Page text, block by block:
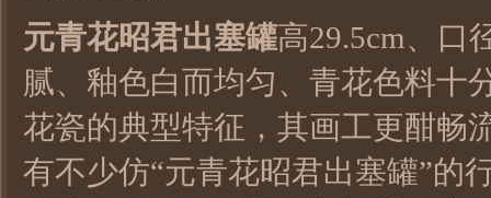
元青花昭君出塞罐高29.5cm、口
腻、釉色白而均匀、青花色料十
花瓷的典型特征，其画工更酣畅
有不少仿“元青花昭君出塞罐”的